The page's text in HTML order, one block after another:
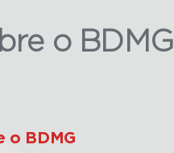
o BDMG
o BDMG